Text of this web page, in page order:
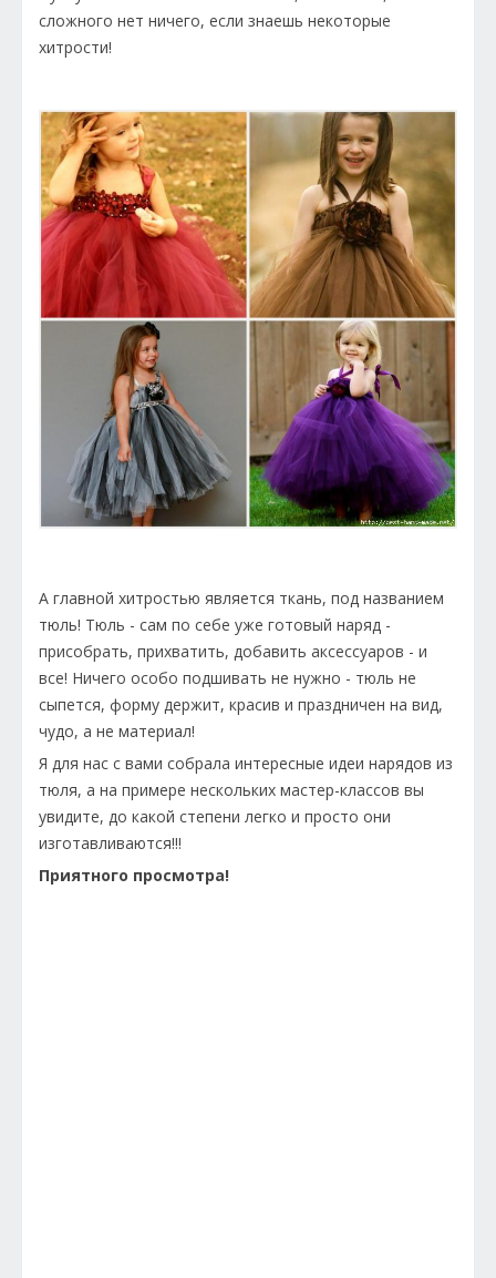
сложного нет ничего, если знаешь некоторые
хитрости!
А главной хитростью является ткань, под названием
тюль! Тюль - сам по себе уже готовый наряд -
присобрать, прихватить, добавить аксессуаров - и
все! Ничего особо подшивать не нужно - тюль не
сыпется, форму держит, красив и праздничен на вид,
чудо, а не материал!
Я для нас с вами собрала интересные идеи нарядов из
тюля, а на примере нескольких мастер-классов вы
увидите, до какой степени легко и просто они
изготавливаются!!!
Приятного просмотра!